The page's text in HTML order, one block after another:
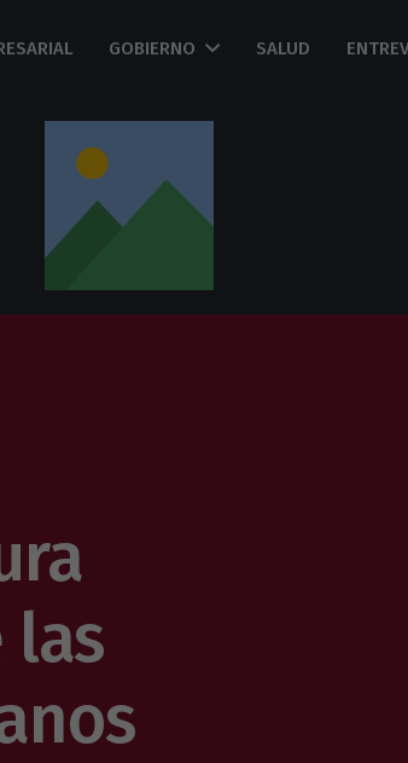
GOBIERNO SALUD
las